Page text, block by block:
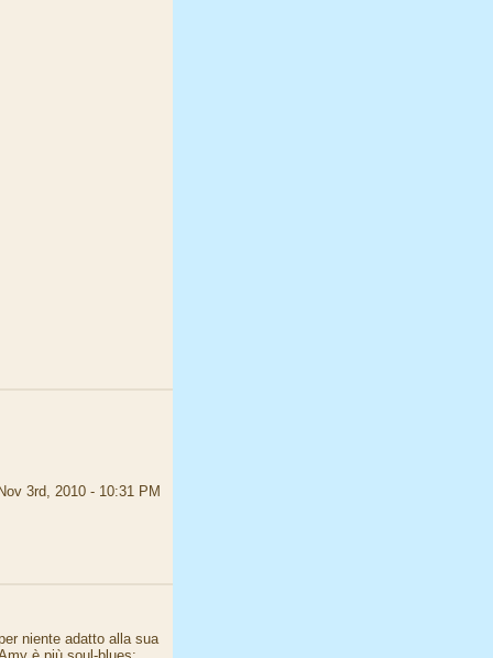
Nov 3rd, 2010 - 10:31 PM
niente adatto alla sua